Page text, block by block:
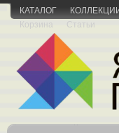
КАТАЛОГ
Корзина
Статьи